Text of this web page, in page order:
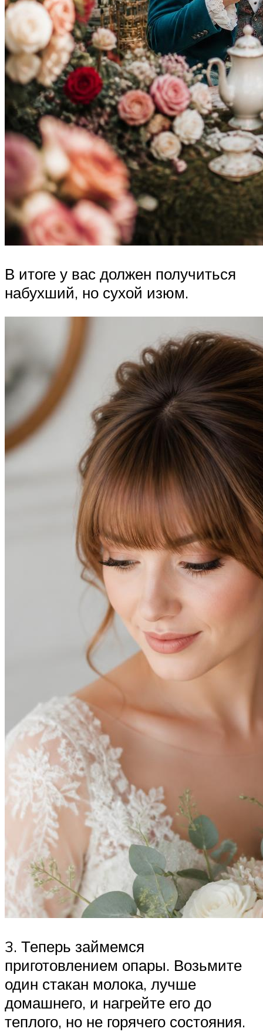
В итоге у вас должен получиться
набухший, но сухой изюм.
3. Теперь займемся
приготовлением опары. Возьмите
один стакан молока, лучше
домашнего, и нагрейте его до
теплого, но не горячего состояния.